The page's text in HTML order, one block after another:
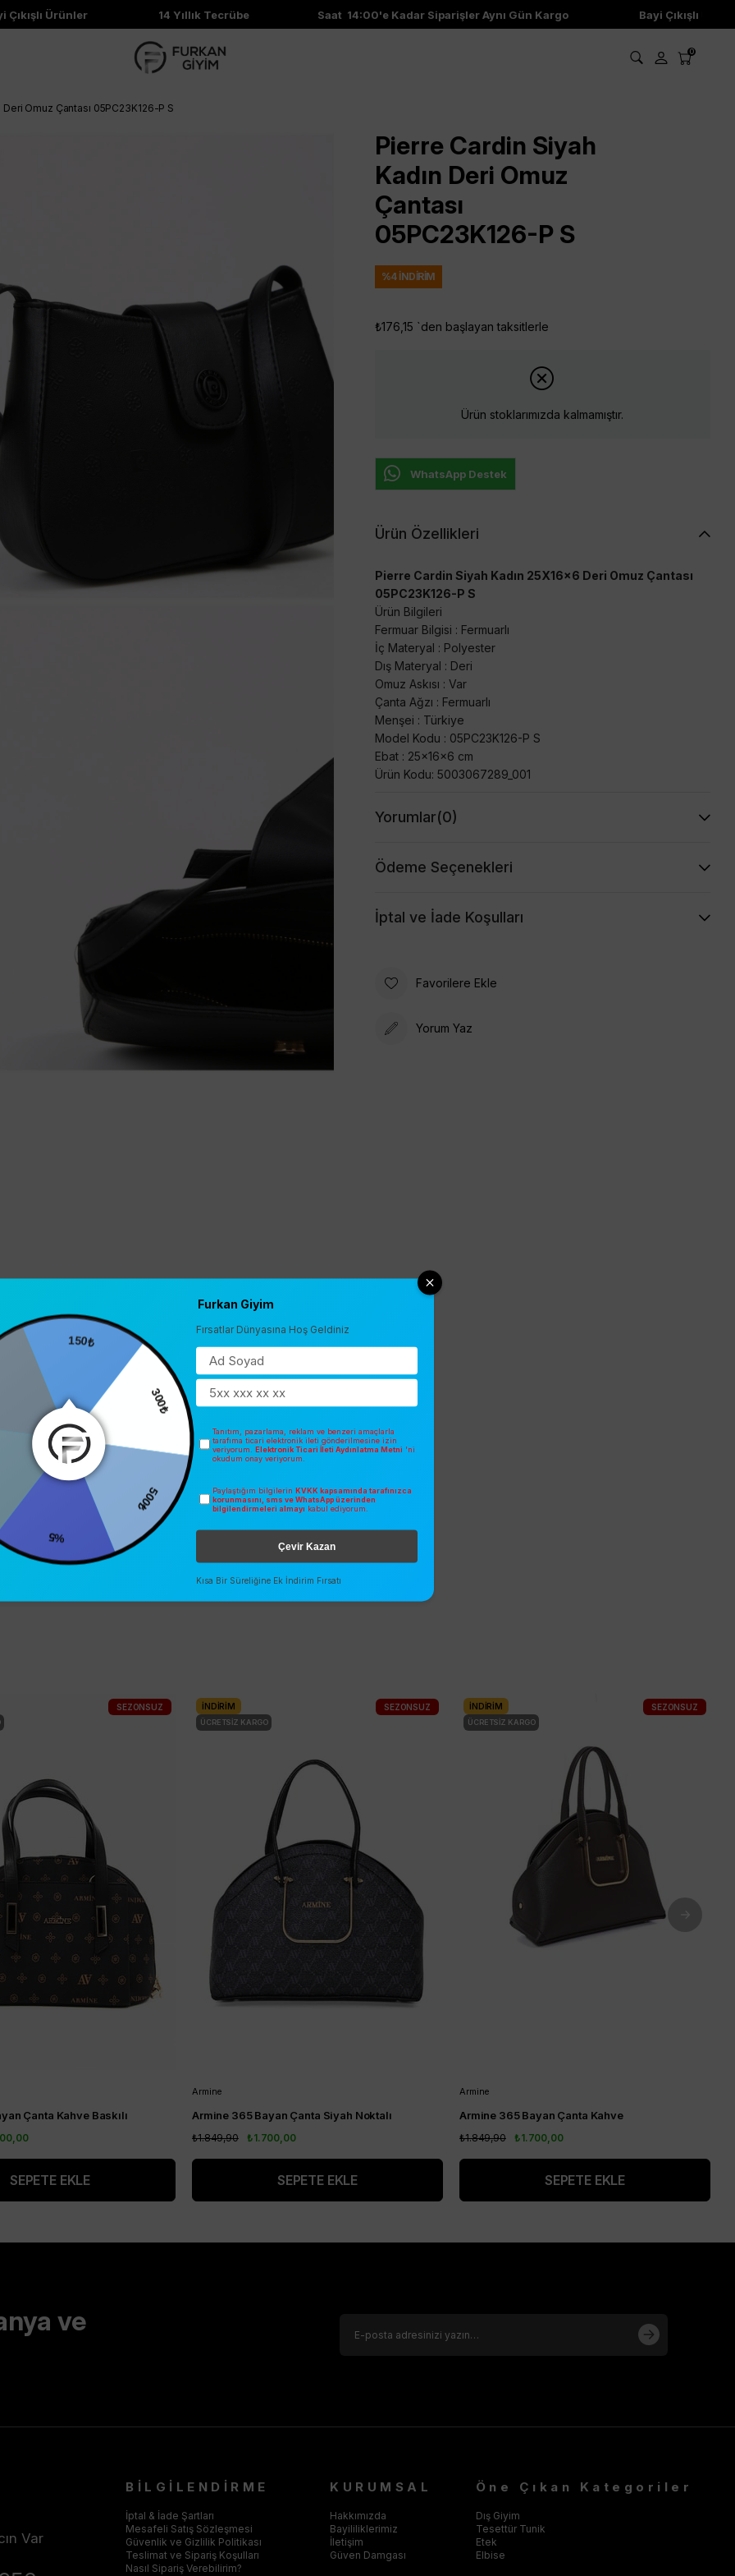
Ürünler 14 Yıllık Tecrübe Saat 14:00'e Kadar Siparişler Aynı Gün Kargo Bayi Çıkışlı Ürünler
0
Omuz Çantası 05PC23K126-P S
Pierre Cardin Siyah
Kadın Deri Omuz
Çantası
05PC23K126-P S
%4İNDIRIM
₺176,15 `den başlayan taksitlerle
Ürün stoklarımızda kalmamıştır.
WhatsApp Destek
Ürün Özellikleri
Pierre Cardin Siyah Kadın 25X16x6 Deri Omuz Çantası
05PC23K126-P S
Ürün Bilgileri
Fermuar Bilgisi : Fermuarlı
İç Materyal : Polyester
Dış Materyal : Deri
Omuz Askısı : Var
Çanta Ağzı : Fermuarlı
Menşei : Türkiye
Model Kodu : 05PC23K126-P S
Ebat : 25x16x6 cm
Ürün Kodu: 5003067289_001
Yorumlar(0)
Ödeme Seçenekleri
İptal ve İade Koşulları
Favorilere Ekle
Yorum Yaz
Çanta Kahve Baskılı
SEPETE EKLE
SEZONSUZ
Armine
Armine 365 Bayan Çanta Siyah Noktalı
₺1.700,00
₺1.849,90
SEPETE EKLE
İNDIRIM
ÜCRETSIZ KARGO
SEZONSUZ
Armine
Armine 365 Bayan Çanta Kahve
₺1.700,00
₺1.849,90
SEPETE EKLE
İNDIRIM
ÜCRETSIZ KARGO
SEZONSUZ
ve
Var
BİLGİLENDİRME
İptal & İade Şartları
Mesafeli Satış Sözleşmesi
Güvenlik ve Gizlilik Politikası
Teslimat ve Sipariş Koşulları
Nasıl Sipariş Verebilirim?
KURUMSAL
Hakkımızda
Bayililiklerimiz
İletişim
Güven Damgası
Öne Çıkan Kategoriler
Dış Giyim
Tesettür Tunik
Etek
Elbise
150₺
Furkan Giyim
Fırsatlar Dünyasına Hoş Geldiniz
Tanıtım, pazarlama, reklam ve benzeri amaçlarla
tarafıma ticari elektronik ileti gönderilmesine izin
veriyorum. Elektronik Ticari İleti Aydınlatma Metni 'ni
okudum onay veriyorum.
Paylaştığım bilgilerin KVKK kapsamında tarafınızca
korunmasını, sms ve WhatsApp üzerinden
bilgilendirmeleri almayı kabul ediyorum.
Çevir Kazan
Kısa Bir Süreliğine Ek İndirim Fırsatı